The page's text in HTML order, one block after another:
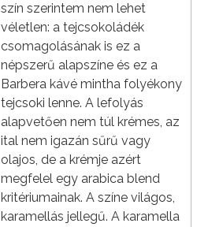
szín szerintem nem lehet
véletlen: a tejcsokoládék
csomagolásának is ez a
népszerű alapszíne és ez a
Barbera kávé mintha folyékony
tejcsoki lenne. A lefolyás
alapvetően nem túl krémes, az
ital nem igazán sűrű vagy
olajos, de a krémje azért
megfelel egy arabica blend
kritériumainak. A színe világos,
karamellás jellegű. A karamella